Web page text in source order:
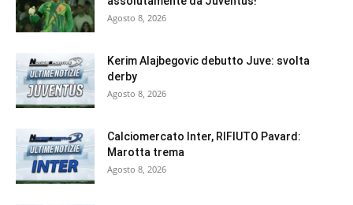
Agosto 8, 2026
Kerim Alajbegovic debutto Juve: svolta
derby
Agosto 8, 2026
Calciomercato Inter, RIFIUTO Pavard:
Marotta trema
Agosto 8, 2026